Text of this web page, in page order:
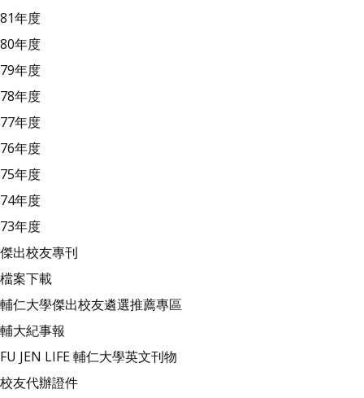
81年度
80年度
79年度
78年度
77年度
76年度
75年度
74年度
73年度
傑出校友專刊
檔案下載
輔仁大學傑出校友遴選推薦專區
輔大紀事報
FU JEN LIFE 輔仁大學英文刊物
校友代辦證件